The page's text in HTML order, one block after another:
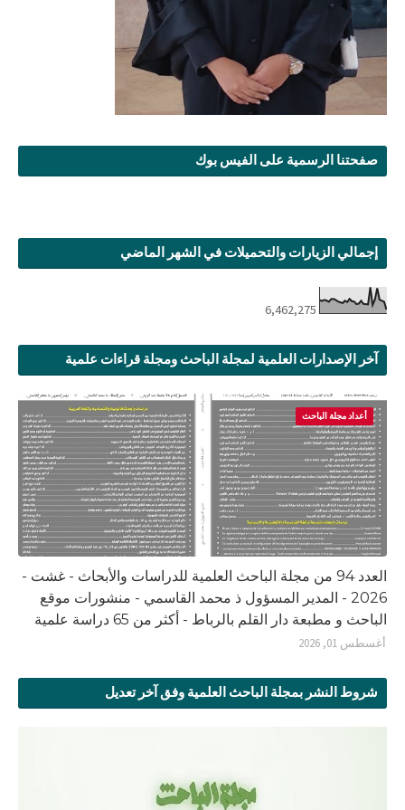
صفحتنا الرسمية على الفيس بوك
إجمالي الزيارات والتحميلات في الشهر الماضي
6,462,275
آخر الإصدارات العلمية لمجلة الباحث ومجلة قراءات علمية
أعداد مجلة الباحث
العدد 94 من مجلة الباحث العلمية للدراسات والأبحاث - غشت -
2026 - المدير المسؤول ذ محمد القاسمي - منشورات موقع
الباحث و مطبعة دار القلم بالرباط - أكثر من 65 دراسة علمية
أغسطس 01, 2026
شروط النشر بمجلة الباحث العلمية وفق آخر تعديل